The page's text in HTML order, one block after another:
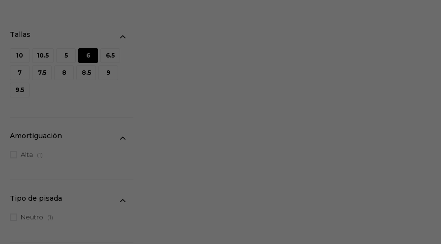
10 10.5 5 6 6.5
7 7.5 8 8.5 9
9.5
Tipo de pisada
Neutro (1)
Amortiguación
Alta (1)